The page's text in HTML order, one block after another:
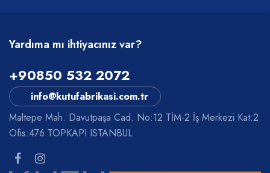
Yardıma mı ihtiyacınız var?
+90850 532 2072
info@kutufabrikasi.com.tr
Maltepe Mah. Davutpaşa Cad. No:12 TİM-2 İş Merkezi Kat:2
Ofis:476 TOPKAPI ISTANBUL